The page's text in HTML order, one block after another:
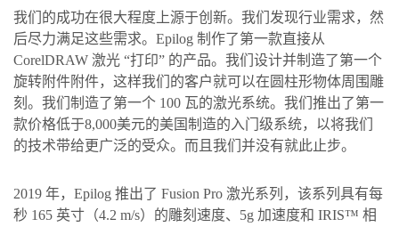
我们的成功在很大程度上源于创新。我们发现行业需求，然
后尽力满足这些需求。Epilog 制作了第一款直接从
CorelDRAW 激光 “打印” 的产品。我们设计并制造了第一个
旋转附件附件，这样我们的客户就可以在圆柱形物体周围雕
刻。我们制造了第一个 100 瓦的激光系统。我们推出了第一
款价格低于8,000美元的美国制造的入门级系统，以将我们
的技术带给更广泛的受众。而且我们并没有就此止步。
2019 年，Epilog 推出了 Fusion Pro 激光系列，该系列具有每
秒 165 英寸（4.2 m/s）的雕刻速度、5g 加速度和 IRIS™ 相